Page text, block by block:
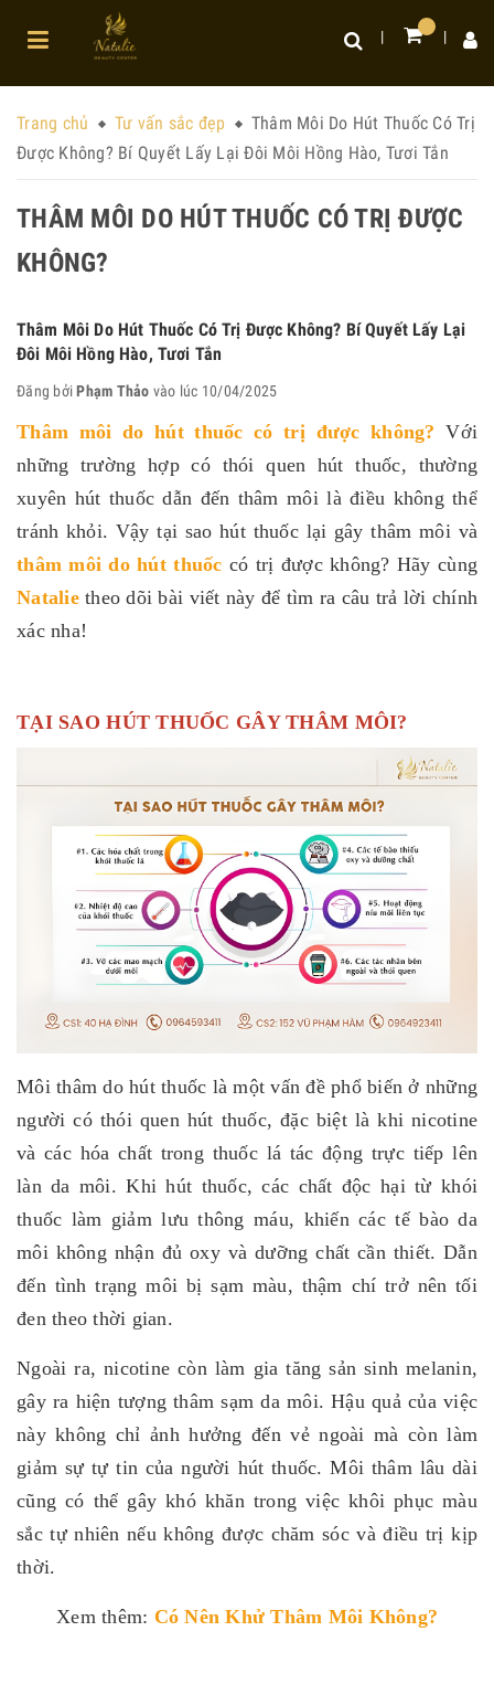
Trang chủ Tư vấn sắc đẹp
Thâm Môi Do Hút Thuốc Có Trị
Được Không? Bí Quyết Lấy Lại Đôi Môi Hồng Hào, Tươi Tắn
THÂM MÔI DO HÚT THUỐC CÓ TRỊ ĐƯỢC
KHÔNG?
Thâm Môi Do Hút Thuốc Có Trị Được Không? Bí Quyết Lấy Lại
Đôi Môi Hồng Hào, Tươi Tắn
Đăng bởiPhạm Thảo vào lúc 10/04/2025
Thâm môi do hút thuốc có trị được không? Với
những trường hợp có thói quen hút thuốc, thường
xuyên hút thuốc dẫn đến thâm môi là điều không thể
tránh khỏi. Vậy tại sao hút thuốc lại gây thâm môi và
thâm môi do hút thuốc có trị được không? Hãy cùng
Natalietheo dõi bài viết này để tìm ra câu trả lời chính
xác nha!
TẠI SAO HÚT THUỐC GÂY THÂM MÔI?
Môi thâm do hút thuốc là một vấn đề phổ biến ở những
người có thói quen hút thuốc, đặc biệt là khi nicotine
và các hóa chất trong thuốc lá tác động trực tiếp lên
làn da môi. Khi hút thuốc, các chất độc hại từ khói
thuốc làm giảm lưu thông máu, khiến các tế bào da
môi không nhận đủ oxy và dưỡng chất cần thiết. Dẫn
đến tình trạng môi bị sạm màu, thậm chí trở nên tối
đen theo thời gian.
Ngoài ra, nicotine còn làm gia tăng sản sinh melanin,
gây ra hiện tượng thâm sạm da môi. Hậu quả của việc
này không chỉ ảnh hưởng đến vẻ ngoài mà còn làm
giảm sự tự tin của người hút thuốc. Môi thâm lâu dài
cũng có thể gây khó khăn trong việc khôi phục màu
sắc tự nhiên nếu không được chăm sóc và điều trị kịp
thời.
Xem thêm: Có Nên Khử Thâm Môi Không?